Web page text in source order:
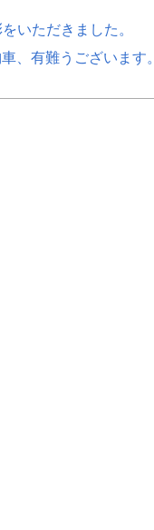
いただきました。
、有難うございます。